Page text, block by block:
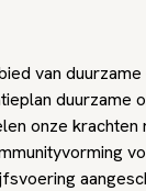
van
duurzame
onze krachten